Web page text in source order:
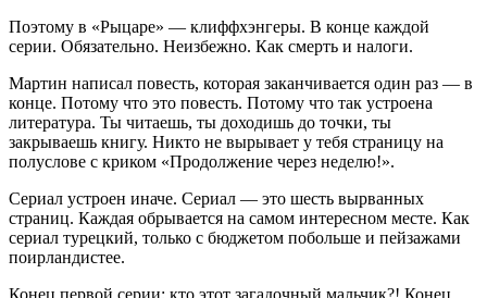
Поэтому в «Рыцаре» — клиффхэнгеры. В конце каждой
серии. Обязательно. Неизбежно. Как смерть и налоги.
Мартин написал повесть, которая заканчивается один раз — в
конце. Потому что это повесть. Потому что так устроена
литература. Ты читаешь, ты доходишь до точки, ты
закрываешь книгу. Никто не вырывает у тебя страницу на
полуслове с криком «Продолжение через неделю!».
Сериал устроен иначе. Сериал — это шесть вырванных
страниц. Каждая обрывается на самом интересном месте. Как
сериал турецкий, только с бюджетом побольше и пейзажами
поирландистее.
Конец первой серии: кто этот загадочный мальчик?! Конец